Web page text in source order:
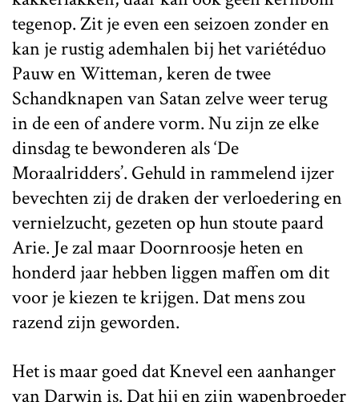
tegenop. Zit je even een seizoen zonder en
kan je rustig ademhalen bij het variétéduo
Pauw en Witteman, keren de twee
Schandknapen van Satan zelve weer terug
in de een of andere vorm. Nu zijn ze elke
dinsdag te bewonderen als ‘De
Moraalridders’. Gehuld in rammelend ijzer
bevechten zij de draken der verloedering en
vernielzucht, gezeten op hun stoute paard
Arie. Je zal maar Doornroosje heten en
honderd jaar hebben liggen maffen om dit
voor je kiezen te krijgen. Dat mens zou
razend zijn geworden.
Het is maar goed dat Knevel een aanhanger
van Darwin is. Dat hij en zijn wapenbroeder